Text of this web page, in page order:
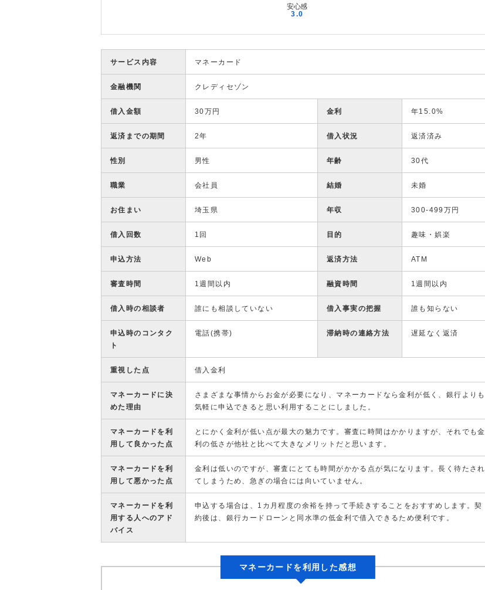
サービス内容 マネーカード
金融機関 クレディセゾン
借入金額 30万円 金利 年15.0%
返済までの期間 2年 借入状況 返済済み
性別 男性 年齢 30代
職業 会社員 結婚 未婚
お住まい 埼玉県 年収 300-499万円
借入回数 1回 目的 趣味・娯楽
申込方法 Web 返済方法 ATM
審査時間 1週間以内 融資時間 1週間以内
借入時の相談者 誰にも相談していない 借入事実の把握 誰も知らない
申込時のコンタク
ト
電話(携帯) 滞納時の連絡方法 遅延なく返済
重視した点 借入金利
マネーカードに決
めた理由
さまざまな事情からお金が必要になり、マネーカードなら金利が低く、銀行よりも
気軽に申込できると思い利用することにしました。
マネーカードを利
用して良かった点
とにかく金利が低い点が最大の魅力です。審査に時間はかかりますが、それでも金
利の低さが他社と比べて大きなメリットだと思います。
マネーカードを利
用して悪かった点
金利は低いのですが、審査にとても時間がかかる点が気になります。長く待たされ
てしまうため、急ぎの場合には向いていません。
マネーカードを利
用する人へのアド
バイス
申込する場合は、1カ月程度の余裕を持って手続きすることをおすすめします。契
約後は、銀行カードローンと同水準の低金利で借入できるため便利です。
マネーカードを利用した感想